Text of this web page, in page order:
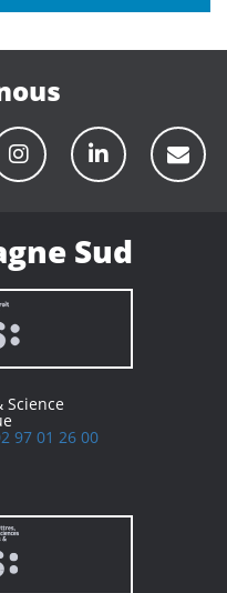
Sud
Science
97 01 26 00